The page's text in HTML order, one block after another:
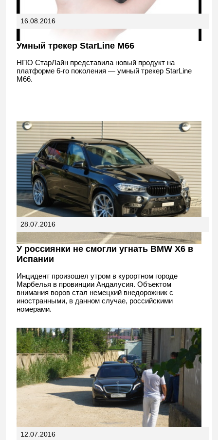
16.08.2016
Умный трекер StarLine M66
НПО СтарЛайн представила новый продукт на
платформе 6-го поколения — умный трекер StarLine
М66.
28.07.2016
У россиянки не смогли угнать BMW X6 в
Испании
Инцидент произошел утром в курортном городе
Марбелья в провинции Андалусия. Объектом
внимания воров стал немецкий внедорожник с
иностранными, в данном случае, российскими
номерами.
12.07.2016